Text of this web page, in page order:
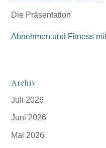
Die Präsentation
Abnehmen und Fitness
Archiv
Juli 2026
Juni 2026
Mai 2026